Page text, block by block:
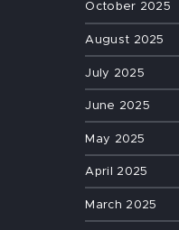
October 2025
August 2025
July 2025
June 2025
May 2025
April 2025
March 2025